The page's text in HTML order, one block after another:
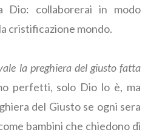
Dio: collaborerai in modo
cristificazione mondo.
la preghiera del giusto fatta
perfetti, solo Dio lo è, ma
del Giusto se ogni sera
bambini che chiedono di